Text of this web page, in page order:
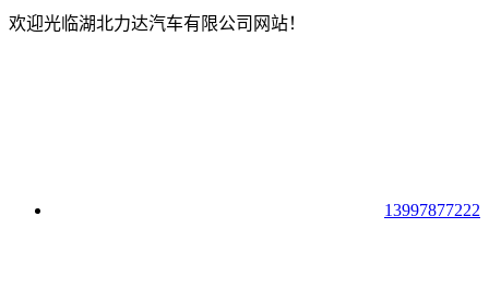
欢迎光临湖北力达汽车有限公司网站！
13997877222